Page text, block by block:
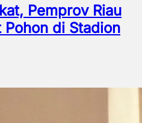
Pemprov Riau
di Stadion